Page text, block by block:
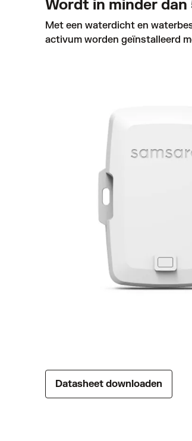
Wordt in minder
Met een waterdicht en
activum worden geïnstalleerd
Datasheet downloaden